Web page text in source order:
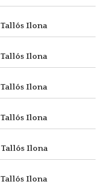
Tallós Ilona
Tallós Ilona
Tallós Ilona
Tallós Ilona
Tallós Ilona
Tallós Ilona